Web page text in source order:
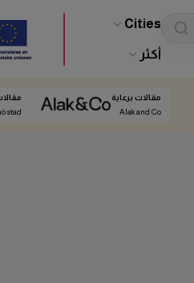
Cities
أكثر
مقالات برعاية
Alak and Co
stad